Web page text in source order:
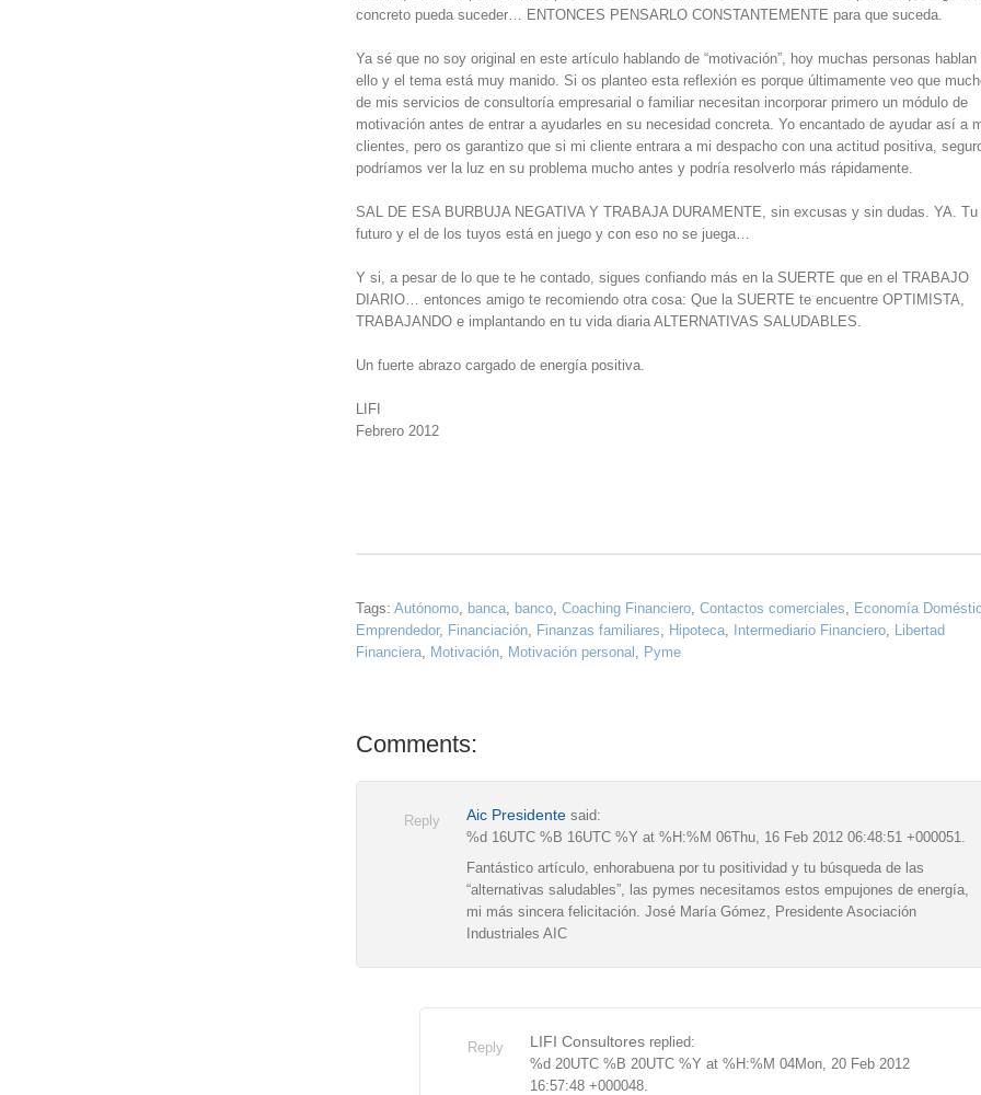
concreto pueda suceder… ENTONCES PENSARLO CONSTANTEMENTE para que suceda.
Ya sé que no soy original en este artículo hablando de “motivación”, hoy muchas personas hablan
ello y el tema está muy manido. Si os planteo esta reflexión es porque últimamente veo que
de mis servicios de consultoría empresarial o familiar necesitan incorporar primero un módulo de
motivación antes de entrar a ayudarles en su necesidad concreta. Yo encantado de ayudar así a
clientes, pero os garantizo que si mi cliente entrara a mi despacho con una actitud positiva,
podríamos ver la luz en su problema mucho antes y podría resolverlo más rápidamente.
SAL DE ESA BURBUJA NEGATIVA Y TRABAJA DURAMENTE, sin excusas y sin dudas. YA. Tu
futuro y el de los tuyos está en juego y con eso no se juega…
Y si, a pesar de lo que te he contado, sigues confiando más en la SUERTE que en el TRABAJO
DIARIO… entonces amigo te recomiendo otra cosa: Que la SUERTE te encuentre OPTIMISTA,
TRABAJANDO e implantando en tu vida diaria ALTERNATIVAS SALUDABLES.
Un fuerte abrazo cargado de energía positiva.
LIFI
Febrero 2012
Tags: Autónomo, banca, banco, Coaching Financiero, Contactos comerciales, Economía
Emprendedor, Financiación, Finanzas familiares, Hipoteca, Intermediario Financiero, Libertad
Financiera, Motivación, Motivación personal , Pyme
Comments:
Reply Aic Presidente said:
%d 16UTC %B 16UTC %Y at %H:%M 06Thu, 16 Feb 2012 06:48:51 +000051.
Fantástico artículo, enhorabuena por tu positividad y tu búsqueda de las
“alternativas saludables”, las pymes necesitamos estos empujones de energía,
mi más sincera felicitación. José María Gómez, Presidente Asociación
Industriales AIC
Reply LIFI Consultores replied:
%d 20UTC %B 20UTC %Y at %H:%M 04Mon, 20 Feb 2012
16:57:48 +000048.